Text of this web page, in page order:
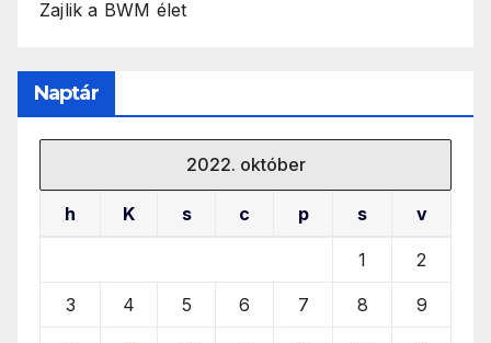
Zajlik a BWM élet
Naptár
2022. október
h K s c p s v
1 2
3 4 5 6 7 8 9